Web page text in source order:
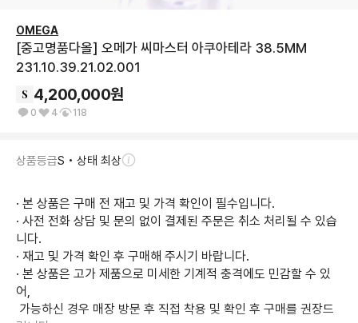
OMEGA
[중고명품다올] 오메가 씨마스터 아쿠아테라 38.5MM
231.10.39.21.02.001
4,200,000원
0 4 118
상품등급S • 상태 최상
· 본 상품은 구매 전 재고 및 가격 확인이 필수입니다.
· 사전 전화 상담 및 문의 없이 결제된 주문은 취소 처리될 수 있습
니다.
· 재고 및 가격 확인 후 구매해 주시기 바랍니다.
· 본 상품은 고가 제품으로 미세한 기계적 충격에도 민감할 수 있
어,